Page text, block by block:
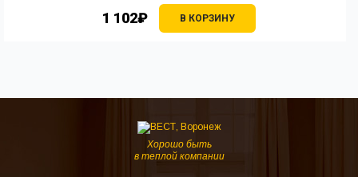
1 102₽ В КОРЗИНУ
Хорошо быть
в теплой компании